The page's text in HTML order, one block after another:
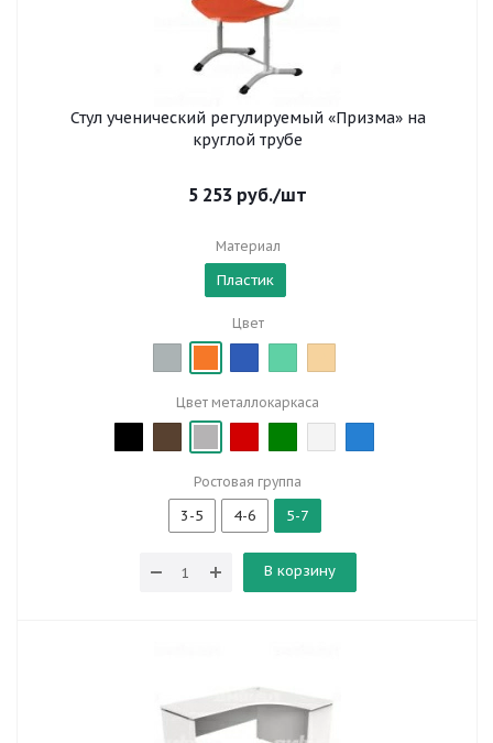
Стул ученический регулируемый «Призма» на
круглой трубе
5 253 руб./шт
Материал
Пластик
Цвет
Цвет металлокаркаса
Ростовая группа
3-5 4-6 5-7
В корзину